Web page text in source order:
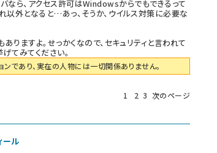
なら、アクセス許可はWindowsからでもできるって
以外となると…あっ、そうか、ウイルス対策に必要な
ありますよ。せっかくなので、セキュリティと言われて
てみてください。
ンであり、実在の人物には一切関係ありません。
1 2 3 次のページ
ール